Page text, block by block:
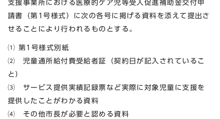
支援事業所における医療的ケア児等受入促進補助金交付申
請書（第1号様式）に次の各号に掲げる資料を添えて提出さ
せることにより行われるものとする。
⑴ 第1号様式別紙
⑵ 児童通所給付費受給者証（契約日が記入されているこ
と）
⑶ サービス提供実績記録票など実際に対象児童に支援を
提供したことがわかる資料
⑷ その他市長が必要と認める資料